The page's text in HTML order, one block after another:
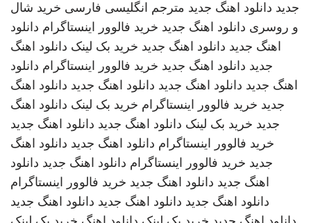
جدید دانلود اهنگ جدید مترجم انگلیسی فارسی خرید شال
و روسری دانلود اهنگ جدید خرید فالوور اینستاگرام دانلود
اهنگ جدید دانلود اهنگ جدید خرید بک لینک دانلود اهنگ
جدید دانلود اهنگ جدید خرید فالوور اینستاگرام دانلود
اهنگ جدید دانلود اهنگ جدید دانلود اهنگ جدید دانلود اهنگ
جدید خرید فالوور اینستاگرام خرید بک لینک دانلود اهنگ
جدید خرید بک لینک دانلود اهنگ جدید دانلود اهنگ جدید
خرید فالوور اینستاگرام دانلود اهنگ جدید دانلود اهنگ
جدید خرید فالوور اینستاگرام دانلود اهنگ جدید دانلود
اهنگ جدید دانلود اهنگ جدید خرید فالوور اینستاگرام
دانلود اهنگ جدید دانلود اهنگ جدید دانلود اهنگ جدید